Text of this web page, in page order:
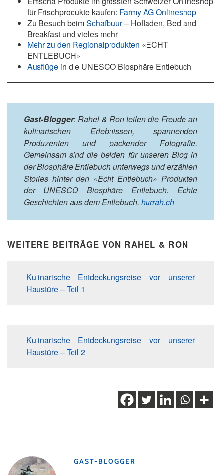
für Frischprodukte kaufen: Farmy AG Onlineshop
Zu Besuch beimSchafbuur– Hofladen, Bed and
Breakfast und vieles mehr
Mehr zu den Regionalprodukten «ECHT
ENTLEBUCH»
Ausflüge in die UNESCO Biosphäre Entlebuch
Gast-Blogger: Rahel & Ron teilen die Freude an
kulinarischen Erlebnissen, spannenden
Produzenten und packender Fotografie.
Gemeinsam sind die beiden für unseren Blog in
der Biosphäre Entlebuch unterwegs und erzählen
Stories hinter den «Echt Entlebuch» Produkten
der UNESCO Biosphäre Entlebuch. Echte
Geschichten aus dem Entlebuch.hurrah.ch
WEITERE BEITRÄGE VON RAHEL & RON
Kulinarische Entdeckungsreise vor unserer
Haustüre – Teil 1
Kulinarische Entdeckungsreise vor unserer
Haustüre – Teil 2
GAST-BLOGGER